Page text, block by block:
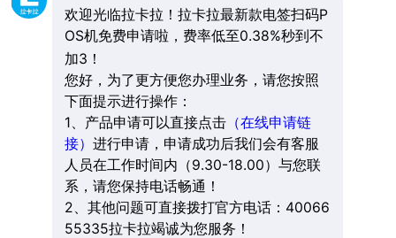
欢迎光临拉卡拉！拉卡拉最新款电签扫码P
OS机免费申请啦，费率低至0.38%秒到不
加3！
您好，为了更方便您办理业务，请您按照
下面提示进行操作：
1、产品申请可以直接点击（在线申请链
接） 进行申请，申请成功后我们会有客服
人员在工作时间内（9.30-18.00）与您联
系，请您保持电话畅通！
2、其他问题可直接拨打官方电话：40066
55335拉卡拉竭诚为您服务！